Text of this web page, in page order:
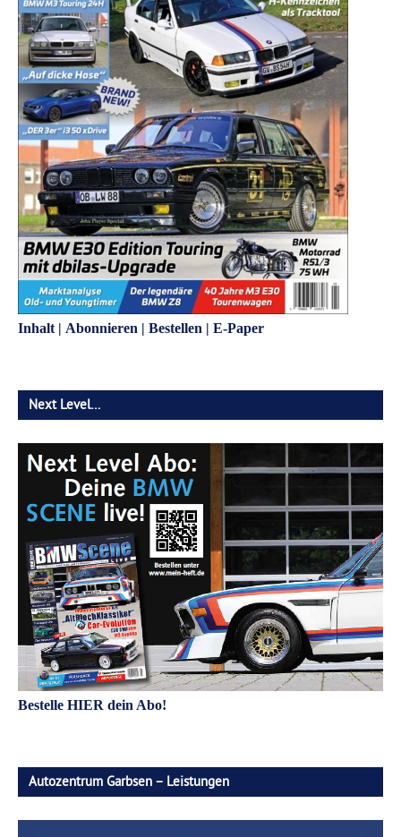
Inhalt| Abonnieren Bestellen E-Paper
Next Level…
Bestelle HIER dein Abo!
Autozentrum Garbsen – Leistungen